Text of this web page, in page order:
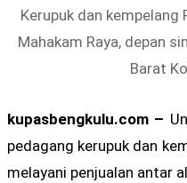
Kerupuk dan kempelang
Mahakam Raya, depan
Barat
kupasbengkulu.com –
pedagang kerupuk dan
melayani penjualan antar